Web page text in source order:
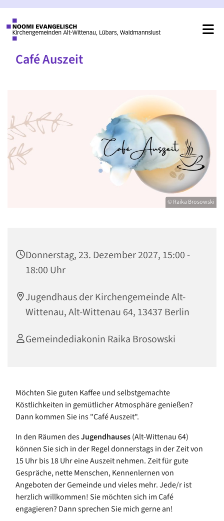
Café Auszeit
© Raika Brosowski
Donnerstag, 23. Dezember 2027, 15:00 -
18:00 Uhr
Jugendhaus der Kirchengemeinde Alt-
Wittenau, Alt-Wittenau 64, 13437 Berlin
Gemeindediakonin Raika Brosowski
Möchten Sie guten Kaffee und selbstgemachte
Köstlichkeiten in gemütlicher Atmosphäre genießen?
Dann kommen Sie ins "Café Auszeit".
In den Räumen desJugendhauses(Alt-Wittenau 64)
können Sie sich in der Regel donnerstags in der Zeit von
15 Uhr bis 18 Uhr eine Auszeit nehmen. Zeit für gute
Gespräche, nette Menschen, Kennenlernen von
Angeboten der Gemeinde und vieles mehr. Jede/r ist
herzlich willkommen! Sie möchten sich im Café
engagieren? Dann sprechen Sie mich gerne an!